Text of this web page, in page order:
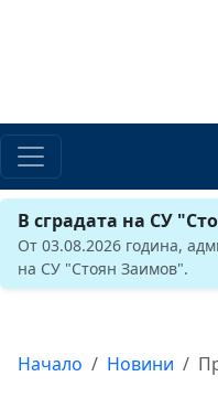
В сградата на СУ
От 03.08.2026 година,
на СУ "Стоян Заимов".
Начало Новини